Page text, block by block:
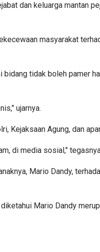
dan keluarga mantan
masyarakat
tidak boleh pamer
ujarnya.
Kejaksaan Agung, dan
di media sosial,"
Mario Dandy,
Mario Dandy